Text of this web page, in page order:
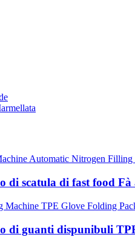
di scatula di fast food
di guanti dispunibuli